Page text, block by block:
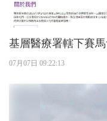
基層醫療署轄下賽
07月07日 09:22:13